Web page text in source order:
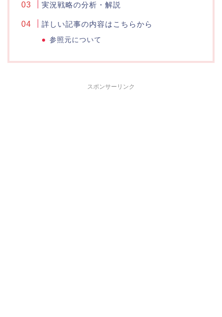
実況戦略の分析・解説
詳しい記事の内容はこちらから
参照元について
スポンサーリンク